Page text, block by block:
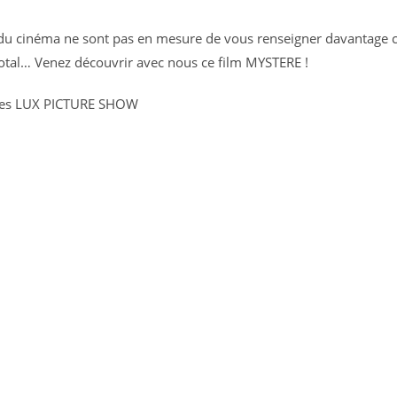
cinéma ne sont pas en mesure de vous renseigner davantage
Venez découvrir avec nous ce film MYSTERE !
LUX PICTURE SHOW